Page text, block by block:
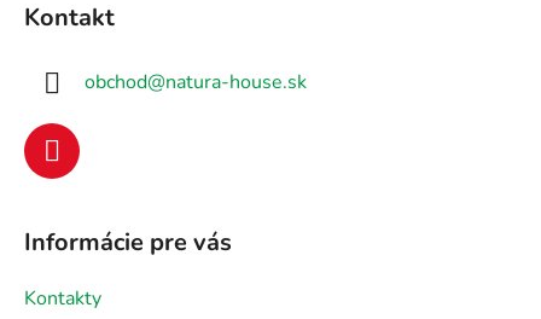
Kontakt
obchod@natura-house.sk
Informácie pre vás
Kontakty